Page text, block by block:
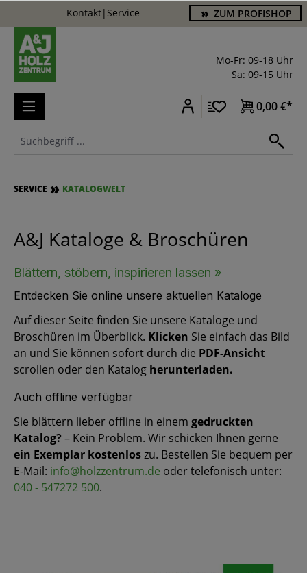
Kontakt| Service ZUM PROFISHOP
Mo-Fr: 09-18 Uhr
Sa: 09-15 Uhr
0,00 €*
SERVICE KATALOGWELT
A&J Kataloge & Broschüren
Blättern, stöbern, inspirieren lassen »
Entdecken Sie online unsere aktuellen Kataloge
Auf dieser Seite finden Sie unsere Kataloge und
Broschüren im Überblick. Klicken Sie einfach das Bild
an und Sie können sofort durch die PDF-Ansicht
scrollen oder den Katalog herunterladen.
Auch offline verfügbar
Sie blättern lieber offline in einem gedruckten
Katalog? – Kein Problem. Wir schicken Ihnen gerne
ein Exemplar kostenloszu. Bestellen Sie bequem per
E‑Mail: info@holzzentrum.de oder telefonisch unter:
040 - 547272 500.